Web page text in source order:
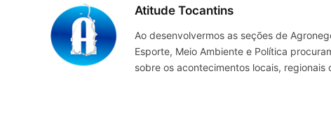
Atitude Tocantins
Ao desenvolvermos as seções de
Esporte, Meio Ambiente e Política
sobre os acontecimentos locais, regionais